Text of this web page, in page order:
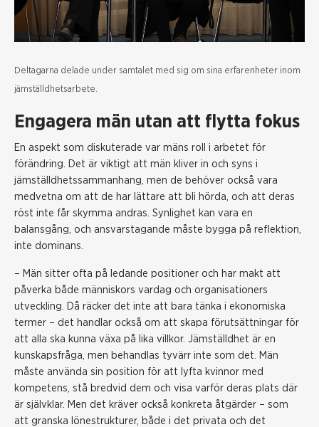
Deltagarna delade under samtalet med sig om sina erfarenheter inom
jämställdhetsarbete.
Engagera män utan att flytta fokus
En aspekt som diskuterade var mäns roll i arbetet för
förändring. Det är viktigt att män kliver in och syns i
jämställdhetssammanhang, men de behöver också vara
medvetna om att de har lättare att bli hörda, och att deras
röst inte får skymma andras. Synlighet kan vara en
balansgång, och ansvarstagande måste bygga på reflektion,
inte dominans.
– Män sitter ofta på ledande positioner och har makt att
påverka både människors vardag och organisationers
utveckling. Då räcker det inte att bara tänka i ekonomiska
termer – det handlar också om att skapa förutsättningar för
att alla ska kunna växa på lika villkor. Jämställdhet är en
kunskapsfråga, men behandlas tyvärr inte som det. Män
måste använda sin position för att lyfta kvinnor med
kompetens, stå bredvid dem och visa varför deras plats där
är självklar. Men det kräver också konkreta åtgärder – som
att granska lönestrukturer, både i det privata och det